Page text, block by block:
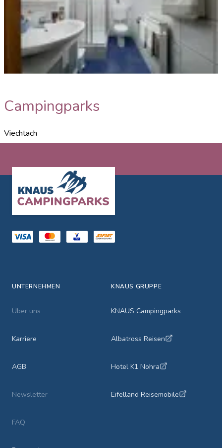
Campingparks
Viechtach
UNTERNEHMEN
Über uns
Karriere
AGB
Newsletter
FAQ
KNAUS GRUPPE
KNAUS Campingparks
Albatross Reisen
Hotel K1 Nohra
Eifelland Reisemobile